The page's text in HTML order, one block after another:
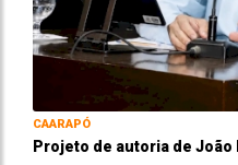
CAARAPÓ
Projeto de autoria de